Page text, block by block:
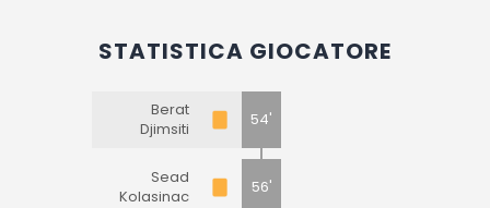
STATISTICA GIOCATORE
Berat
Djimsiti
54'
Sead
Kolasinac
56'